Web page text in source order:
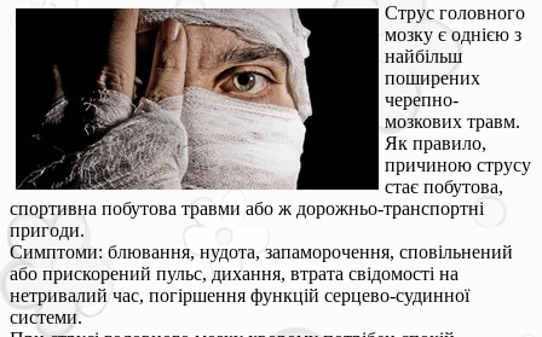
Струс головного
мозку є однією з
найбільш
поширених
черепно-
мозкових травм.
Як правило,
причиною струсу
стає побутова,
спортивна побутова травми або ж дорожньо-транспортні
пригоди.
Симптоми: блювання, нудота, запаморочення, сповільнений
або прискорений пульс, дихання, втрата свідомості на
нетривалий час, погіршення функцій серцево-судинної
системи.